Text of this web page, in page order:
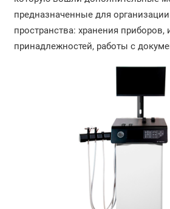
предназначенные для организации
пространства: хранения приборов,
принадлежностей, работы с